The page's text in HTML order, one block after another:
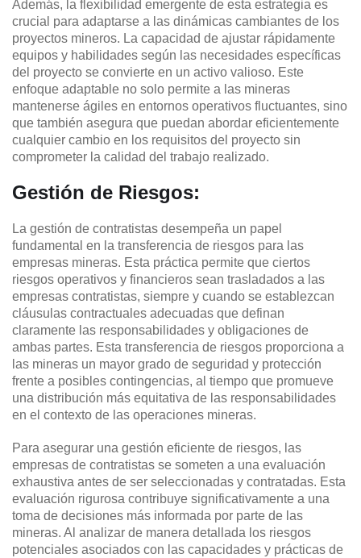
Además, la flexibilidad emergente de esta estrategia es
crucial para adaptarse a las dinámicas cambiantes de los
proyectos mineros. La capacidad de ajustar rápidamente
equipos y habilidades según las necesidades específicas
del proyecto se convierte en un activo valioso. Este
enfoque adaptable no solo permite a las mineras
mantenerse ágiles en entornos operativos fluctuantes, sino
que también asegura que puedan abordar eficientemente
cualquier cambio en los requisitos del proyecto sin
comprometer la calidad del trabajo realizado.
Gestión de Riesgos:
La gestión de contratistas desempeña un papel
fundamental en la transferencia de riesgos para las
empresas mineras. Esta práctica permite que ciertos
riesgos operativos y financieros sean trasladados a las
empresas contratistas, siempre y cuando se establezcan
cláusulas contractuales adecuadas que definan
claramente las responsabilidades y obligaciones de
ambas partes. Esta transferencia de riesgos proporciona a
las mineras un mayor grado de seguridad y protección
frente a posibles contingencias, al tiempo que promueve
una distribución más equitativa de las responsabilidades
en el contexto de las operaciones mineras.
Para asegurar una gestión eficiente de riesgos, las
empresas de contratistas se someten a una evaluación
exhaustiva antes de ser seleccionadas y contratadas. Esta
evaluación rigurosa contribuye significativamente a una
toma de decisiones más informada por parte de las
mineras. Al analizar de manera detallada los riesgos
potenciales asociados con las capacidades y prácticas de